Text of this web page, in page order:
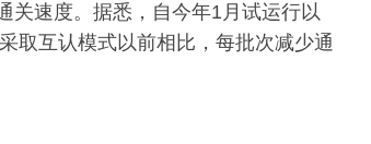
关速度。据悉，自今年1月试运行以
取互认模式以前相比，每批次减少通